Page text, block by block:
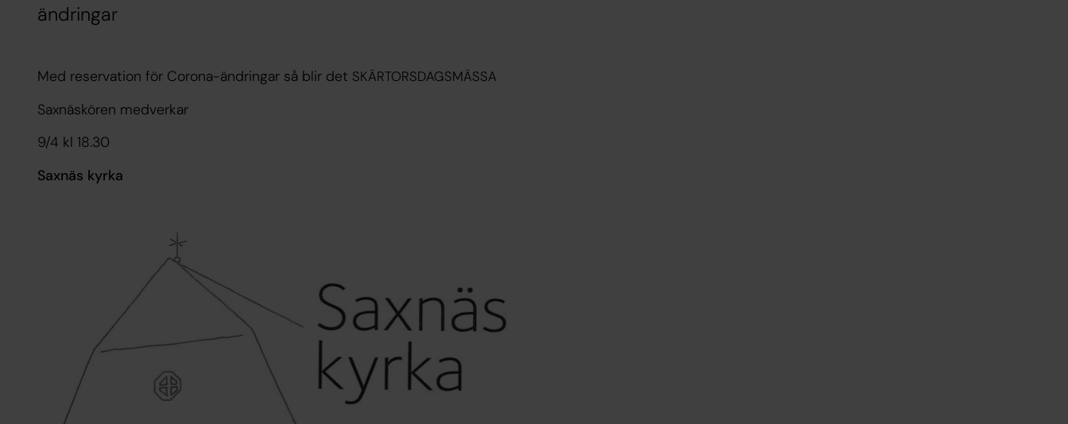
ändringar
Med reservation för Corona-ändringar så blir det SKÄRTORSDAGSMÄSSA
Saxnäskören medverkar
9/4 kl 18.30
Saxnäs kyrka